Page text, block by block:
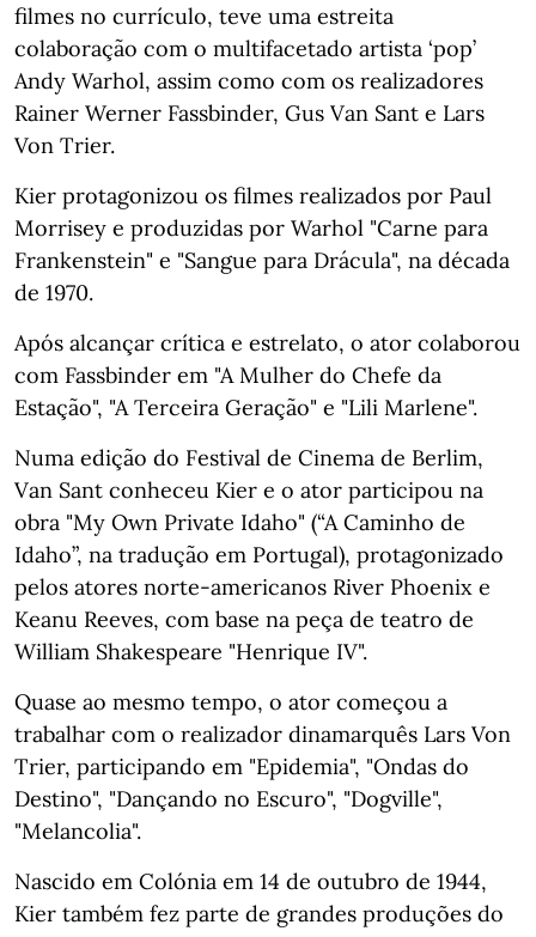
filmes no currículo, teve uma estreita
colaboração com o multifacetado artista ‘pop’
Andy Warhol, assim como com os realizadores
Rainer Werner Fassbinder, Gus Van Sant e Lars
Von Trier.
Kier protagonizou os filmes realizados por Paul
Morrisey e produzidas por Warhol "Carne para
Frankenstein" e "Sangue para Drácula", na década
de 1970.
Após alcançar crítica e estrelato, o ator colaborou
com Fassbinder em "A Mulher do Chefe da
Estação", "A Terceira Geração" e "Lili Marlene".
Numa edição do Festival de Cinema de Berlim,
Van Sant conheceu Kier e o ator participou na
obra "My Own Private Idaho" (“A Caminho de
Idaho”, na tradução em Portugal), protagonizado
pelos atores norte-americanos River Phoenix e
Keanu Reeves, com base na peça de teatro de
William Shakespeare "Henrique IV".
Quase ao mesmo tempo, o ator começou a
trabalhar com o realizador dinamarquês Lars Von
Trier, participando em "Epidemia", "Ondas do
Destino", "Dançando no Escuro", "Dogville",
"Melancolia".
Nascido em Colónia em 14 de outubro de 1944,
Kier também fez parte de grandes produções do